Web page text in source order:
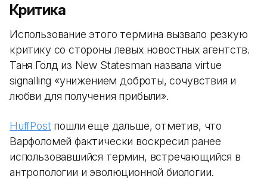
Критика
Использование этого термина вызвало резкую
критику со стороны левых новостных агентств.
Таня Голд из New Statesman назвала virtue
signalling «унижением доброты, сочувствия и
любви для получения прибыли».
HuffPost пошли еще дальше, отметив, что
Варфоломей фактически воскресил ранее
использовавшийся термин, встречающийся в
антропологии и эволюционной биологии.